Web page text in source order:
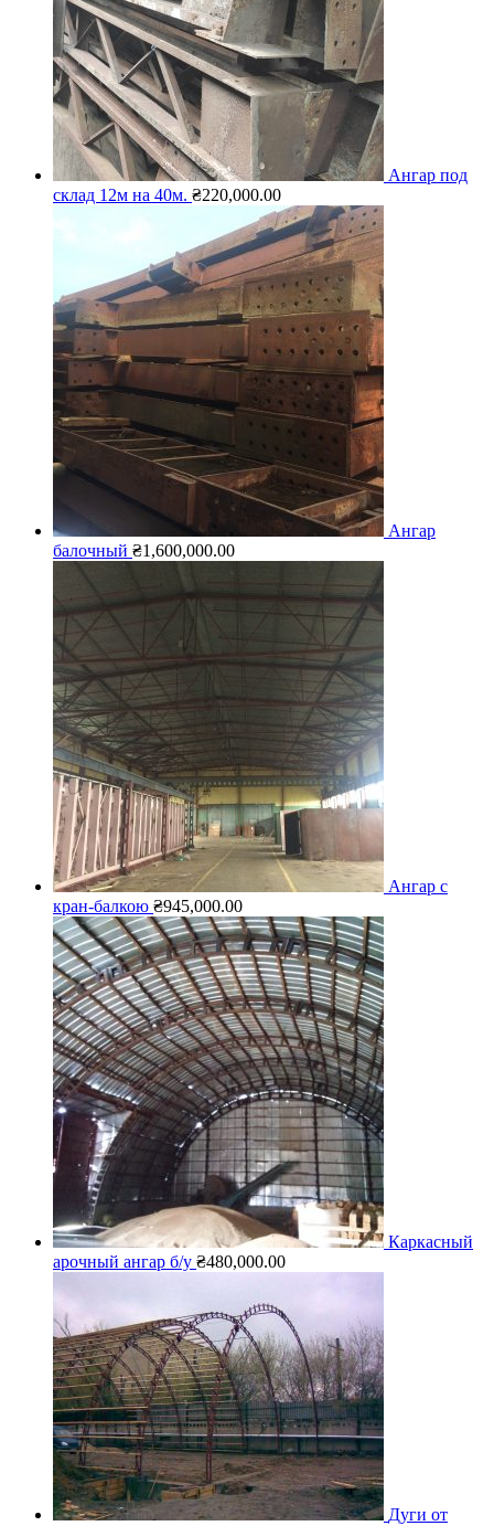
Ангар под
склад 12м на 40м. ₴220,000.00
Ангар
балочный ₴1,600,000.00
Ангар с
кран-балкою ₴945,000.00
Каркасный
арочный ангар б/у ₴480,000.00
Дуги от